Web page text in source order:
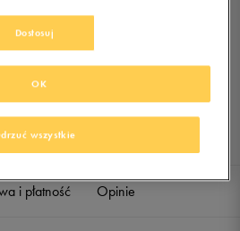
otrzymasz od nas powiadomienie.
salonach
i płatność Opinie
Dostosuj
wszystkie
OK